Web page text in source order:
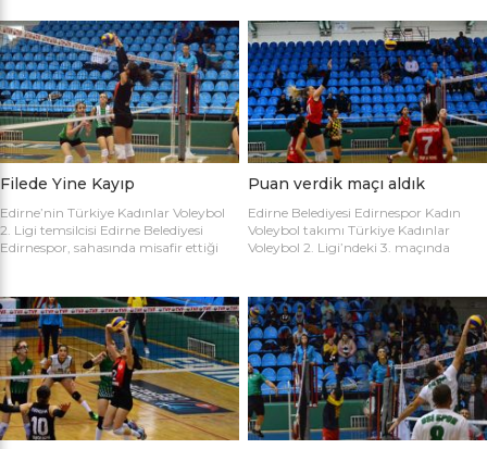
oynamaya hak kazanan takımlar
belirlendi. İlk oynanan yarı final
maçında Atletik Trakya takımını 25-
17, 25-7 ve 25-20’lik setlerle 3-0
mağlup eden Keşan Yıldızı takımı
finale adını ilk yazdıran takım oldu.
Oynanan ikinci maçta Avrupa
Yıldızları ile Kırcasalih […]
Temsilciliği olarak “Evinin Sultanları”
ismiyle Kadın Voleybol Turnuvası
organize ediliyor. 18 yaşını doldurmuş
tüm kadınların katılımına açık olan
turnuvaya katılım için takım
kaptanlarının sporcu listesini sağlık
raporlarıyla(sağlık ocağından
alınması yeterli) birlikte Gençlik Spor
İl […]
Filede Yine Kayıp
Edirne’nin Türkiye Kadınlar Voleybol
2. Ligi temsilcisi Edirne Belediyesi
Edirnespor, sahasında misafir ettiği
temsilcimiz Edirne Belediyesi
Edirnespor, Mimar Sinan Spor
Salonu’nda Manisa Salihli
Belediyespor’la karşılaştı. Takımlar
sahaya şu kadrolarla çıktılar: Edirne
Belediyesi Edirnespor: Simge, Edanur,
Sibel, Cere, Simge, Yaren, Halime,
Selay, Kübra, Deniz Salihli Belediye
Spor: […]
Puan verdik maçı aldık
Edirne Belediyesi Edirnespor Kadın
Voleybol takımı Türkiye Kadınlar
Voleybol 2. Ligi’ndeki 3. maçında
Salonu’nda Metin Demirbağ ve
Emrah Baran’ın yönettiği
karşılaşmaya takımlar şu kadrolarla
çıktılar: EDİRNESPOR: Simge
Gülağız, Edanur Bayraklı, Sibel Mert,
Ceren Atica, Simge Erden, S. Yaren
Tank, Halime Akay, Selay Çalışkan,
Büşra […]